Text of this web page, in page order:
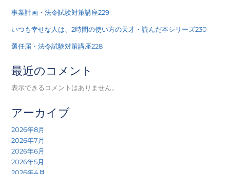
事業計画・法令試験対策講座229
いつも幸せな人は、2時間の使い方の天才・読んだ本シリーズ230
選任届・法令試験対策講座228
最近のコメント
表示できるコメントはありません。
アーカイブ
2026年8月
2026年7月
2026年6月
2026年5月
2026年4月